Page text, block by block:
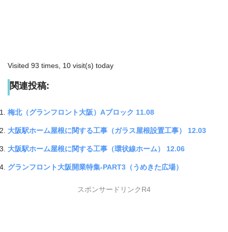
Visited 93 times, 10 visit(s) today
関連投稿:
梅北（グランフロント大阪）Aブロック 11.08
大阪駅ホーム屋根に関する工事（ガラス屋根設置工事） 12.03
大阪駅ホーム屋根に関する工事（環状線ホーム） 12.06
グランフロント大阪開業特集-PART3（うめきた広場）
スポンサードリンクR4